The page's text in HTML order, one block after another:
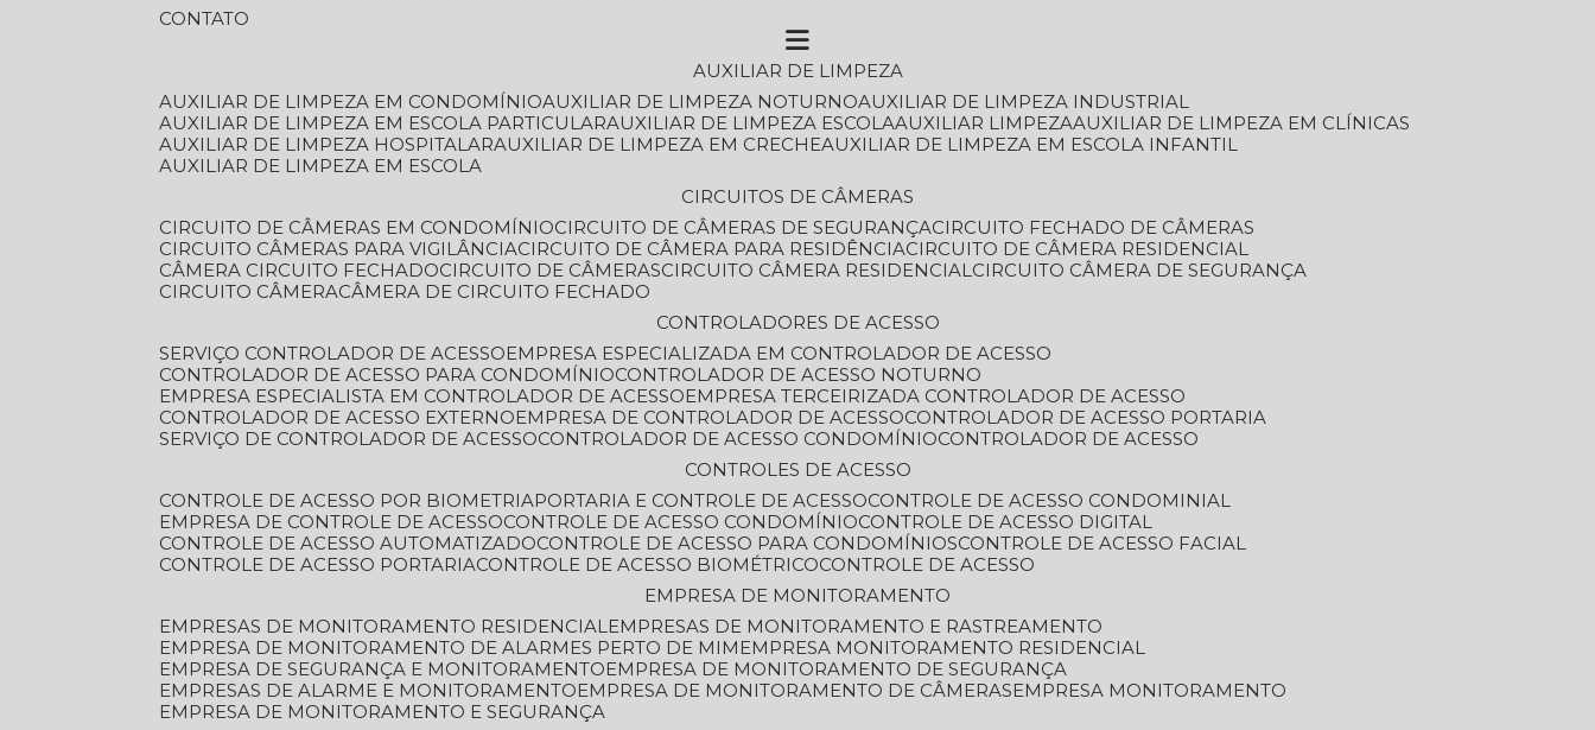
CONTATO
AUXILIAR DE LIMPEZA
AUXILIAR DE LIMPEZA EM CONDOMÍNIO
AUXILIAR DE LIMPEZA NOTURNO
AUXILIAR DE LIMPEZA INDUSTRIAL
AUXILIAR DE LIMPEZA EM ESCOLA PARTICULAR
AUXILIAR DE LIMPEZA ESCOLA AUXILIAR LIMPEZA
AUXILIAR DE LIMPEZA EM CLÍNICAS
AUXILIAR DE LIMPEZA HOSPITALAR
AUXILIAR DE LIMPEZA EM CRECHE
AUXILIAR DE LIMPEZA EM ESCOLA INFANTIL
AUXILIAR DE LIMPEZA EM ESCOLA
CIRCUITOS DE CÂMERAS
CIRCUITO DE CÂMERAS EM CONDOMÍNIO
CIRCUITO DE CÂMERAS DE SEGURANÇA
CIRCUITO FECHADO DE CÂMERAS
CIRCUITO CÂMERAS PARA VIGILÂNCIA
CIRCUITO DE CÂMERA PARA RESIDÊNCIA
CIRCUITO DE CÂMERA RESIDENCIAL
CÂMERA CIRCUITO FECHADO
CIRCUITO DE CÂMERAS CIRCUITO CÂMERA RESIDENCIAL
CIRCUITO CÂMERA DE SEGURANÇA
CIRCUITO CÂMERA
CÂMERA DE CIRCUITO FECHADO
CONTROLADORES DE ACESSO
SERVIÇO CONTROLADOR DE ACESSO
EMPRESA ESPECIALIZADA EM CONTROLADOR DE ACESSO
CONTROLADOR DE ACESSO PARA CONDOMÍNIO
CONTROLADOR DE ACESSO NOTURNO
EMPRESA ESPECIALISTA EM CONTROLADOR DE ACESSO
EMPRESA TERCEIRIZADA CONTROLADOR DE ACESSO
CONTROLADOR DE ACESSO EXTERNO
EMPRESA DE CONTROLADOR DE ACESSO
CONTROLADOR DE ACESSO PORTARIA
SERVIÇO DE CONTROLADOR DE ACESSO
CONTROLADOR DE ACESSO CONDOMÍNIO
CONTROLADOR DE ACESSO
CONTROLES DE ACESSO
CONTROLE DE ACESSO POR BIOMETRIA
PORTARIA E CONTROLE DE ACESSO
CONTROLE DE ACESSO CONDOMINIAL
EMPRESA DE CONTROLE DE ACESSO
CONTROLE DE ACESSO CONDOMÍNIO
CONTROLE DE ACESSO DIGITAL
CONTROLE DE ACESSO AUTOMATIZADO
CONTROLE DE ACESSO PARA CONDOMÍNIOS
CONTROLE DE ACESSO FACIAL
CONTROLE DE ACESSO PORTARIA CONTROLE DE ACESSO BIOMÉTRICO
CONTROLE DE ACESSO
EMPRESA DE MONITORAMENTO
EMPRESAS DE MONITORAMENTO RESIDENCIAL
EMPRESAS DE MONITORAMENTO E RASTREAMENTO
EMPRESA DE MONITORAMENTO DE ALARMES PERTO DE MIM
EMPRESA MONITORAMENTO RESIDENCIAL
EMPRESA DE SEGURANÇA E MONITORAMENTO
EMPRESA DE MONITORAMENTO DE SEGURANÇA
EMPRESAS DE ALARME E MONITORAMENTO
EMPRESA DE MONITORAMENTO DE CÂMERAS
EMPRESA MONITORAMENTO
EMPRESA DE MONITORAMENTO E SEGURANÇA